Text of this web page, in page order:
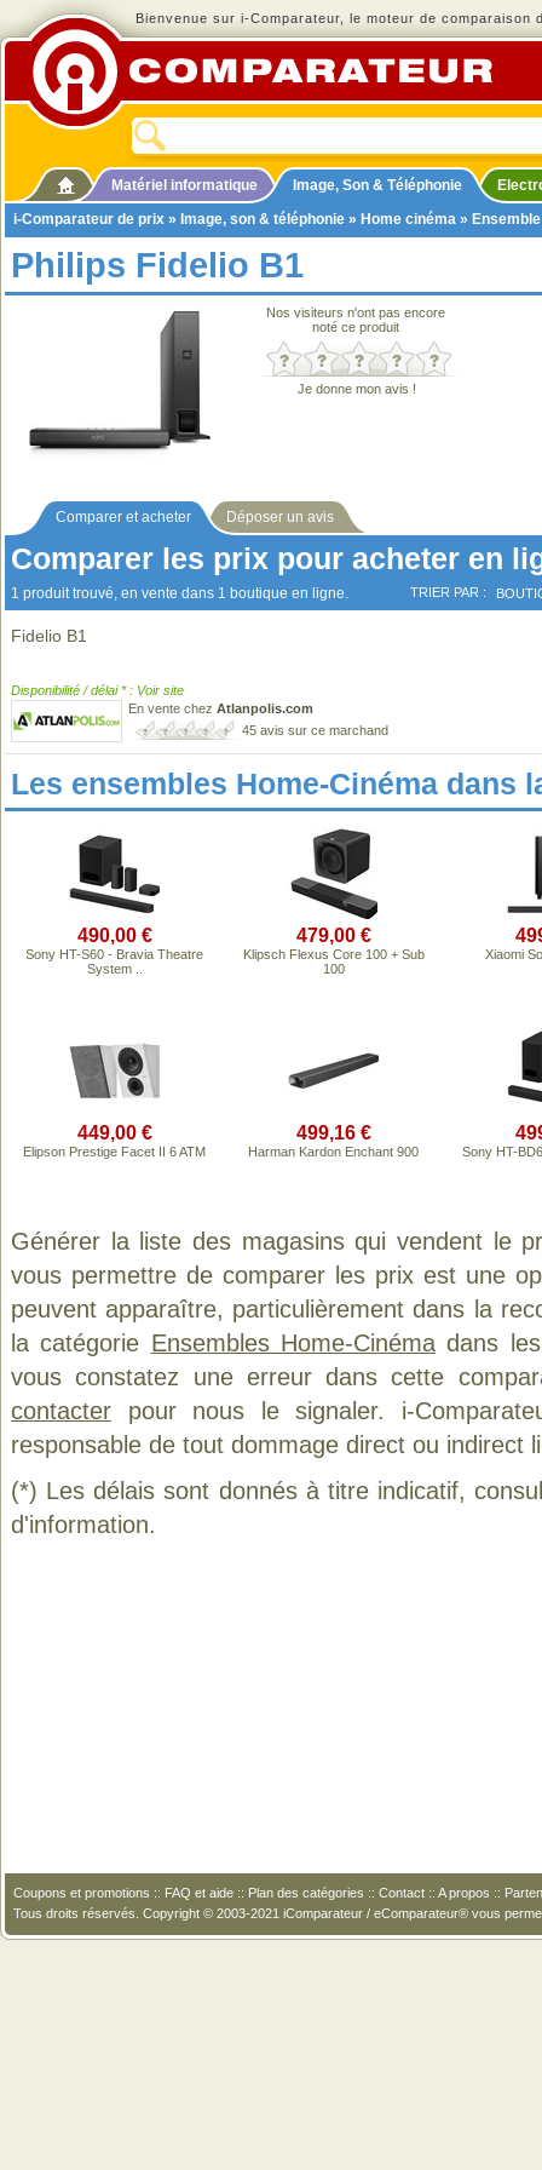
Bienvenue sur i-Comparateur, le moteur de comparaison
Matériel informatique Image, Son & Téléphonie
i-Comparateur de prix » Image, son & téléphonie » Home cinéma »
Philips Fidelio B1
Nos visiteurs n'ont pas encore
noté ce produit
Je donne mon avis !
Comparer et acheter Déposer un avis
Comparer les prix pour acheter en
1 produit trouvé, en vente dans 1 boutique en ligne. TRIER PAR :
Fidelio B1
Disponibilité / délai * : Voir site
En vente chez Atlanpolis.com
45 avis sur ce marchand
Les ensembles Home-Cinéma dans
490,00 €
Sony HT-S60 - Bravia Theatre
System ..
479,00 €
Klipsch Flexus Core 100 + Sub
100
Xiaomi
449,00 €
Elipson Prestige Facet II 6 ATM
499,16 €
Harman Kardon Enchant 900 Sony HT-
Générer la liste des magasins qui vendent le
vous permettre de comparer les prix est une
peuvent apparaître, particulièrement dans la
la catégorie Ensembles Home-Cinémadans les
vous constatez une erreur dans cette
contacter pour nous le signaler. i-
responsable de tout dommage direct ou indirect
(*) Les délais sont donnés à titre indicatif,
d'information.
Coupons et promotions :: FAQ et aide :: Plan des catégories :: Contact :: A propos ::
Tous droits réservés. Copyright © 2003-2021 iComparateur / eComparateur® vous